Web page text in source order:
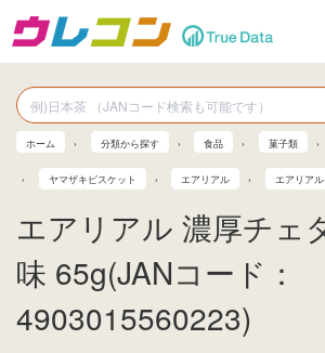
ホーム 分類から探す 食品 菓子類
ヤマザキビスケット エアリアル エアリア
エアリアル 濃厚チェ
味 65g(JANコード：
4903015560223)